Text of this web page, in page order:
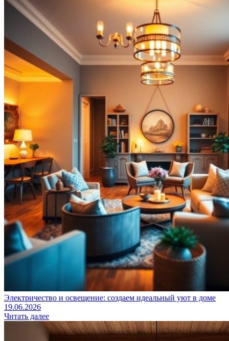
Электричество и освещение: создаем идеальный уют в доме
19.06.2026
Читать далее